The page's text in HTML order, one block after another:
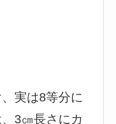
実は8等分に
3㎝長さにカ